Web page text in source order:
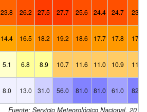
23.8 26.2 27.5 27.7 25.6 24.4 24.7 23.6
14.4 16.5 18.2 19.2 18.6 17.7 17.8 17.4
5.1 6.8 8.9 10.7 11.6 11.0 10.9 11.2
8.0 13.0 31.0 56.0 81.0 81.0 61.0 82.0
Fuente: Servicio Meteorológico Nacional. 2015